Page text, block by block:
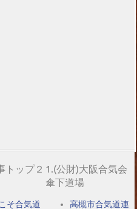
トップ２
そ合気道
1.(公財)大阪合気会
傘下道場
高槻市合気道連